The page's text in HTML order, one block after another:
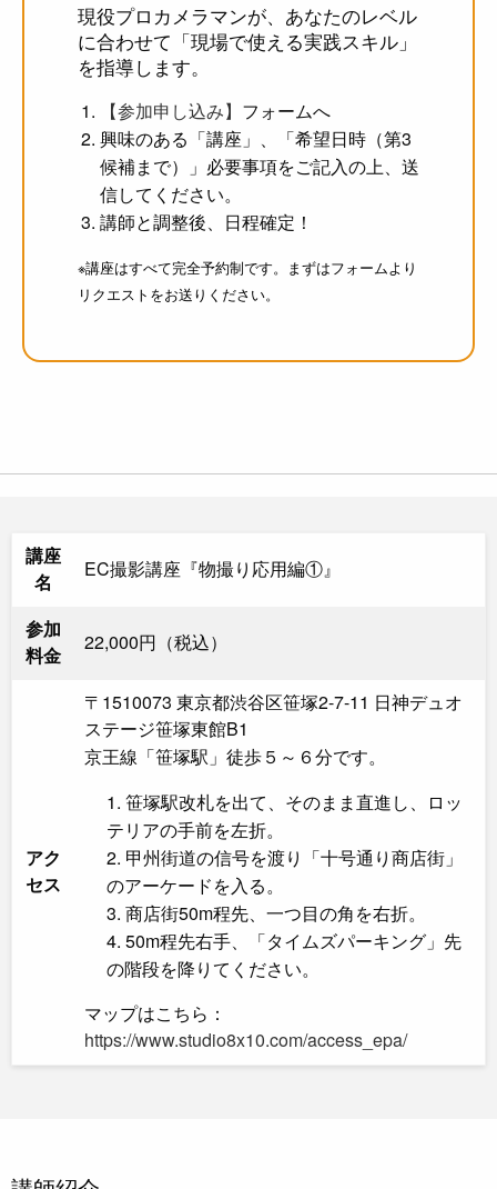
現役プロカメラマンが、あなたのレベル
に合わせて「現場で使える実践スキル」
を指導します。
【参加申し込み】 フォームへ
興味のある「講座」、「希望日時（第3
候補まで）」必要事項をご記入の上、送
信してください。
講師と調整後、日程確定！
※講座はすべて完全予約制です。まずはフォームより
リクエストをお送りください。
講座
名
EC撮影講座『物撮り応用編①』
参加
料金
22,000円（税込）
アク
セス
〒1510073 東京都渋谷区笹塚2-7-11 日神デュオ
ステージ笹塚東館B1
京王線「笹塚駅」徒歩５～６分です。
笹塚駅改札を出て、そのまま直進し、ロッ
テリアの手前を左折。
甲州街道の信号を渡り「十号通り商店街」
のアーケードを入る。
商店街50m程先、一つ目の角を右折。
50m程先右手、「タイムズパーキング」先
の階段を降りてください。
マップはこちら：
https://www.studio8x10.com/access_epa/